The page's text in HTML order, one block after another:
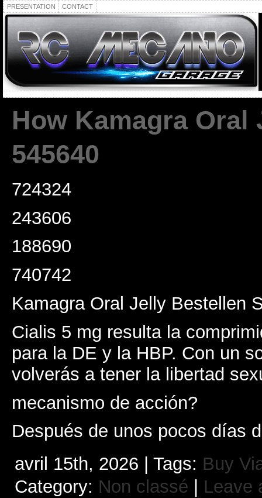
PRESENTATION CONTACT
How Kamagra Oral
545640
724324
243606
188690
740742
Kamagra Oral Jelly Bestellen
Cialis 5 mg resulta la
para la DE y la HBP. Con un
volverás a tener la libertad
mecanismo de acción?
Después de unos pocos días
avril 15th, 2026 | Tags: Buy
Category: Non classé Leave